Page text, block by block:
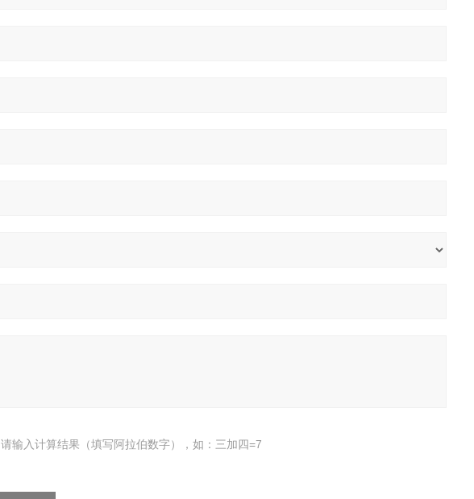
请输入计算结果（填写阿拉伯数字），如：三加四=7